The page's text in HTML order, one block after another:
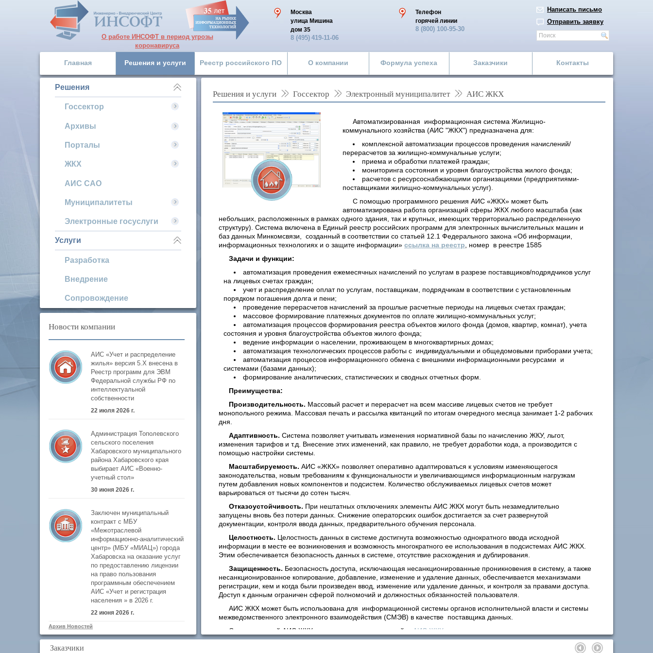
О работе ИНСОФТ в период угрозы
коронавируса
Москва
улица Мишина
дом 35
8 (495) 419-11-06
Телефон
горячей линии
8 (800) 100-95-30
Написать письмо
Отправить заявку
Главная Решения и услуги Реестр российского ПО О компании Формула успеха Заказчики Контакты
Решения
Госсектор
Архивы
Порталы
ЖКХ
АИС САО
Муниципалитеты
Электронные госуслуги
Услуги
Разработка
Внедрение
Сопровождение
Новости компании
АИС «Учет и распределение
жилья» версия 5.Х внесена в
Реестр программ для ЭВМ
Федеральной службы РФ по
интеллектуальной
собственности
22 июля 2026 г.
Администрация Тополевского
сельского поселения
Хабаровского муниципального
района Хабаровского края
выбирает АИС «Военно-
учетный стол»
30 июня 2026 г.
Заключен муниципальный
контракт с МБУ
«Межотраслевой
информационно-аналитический
центр» (МБУ «МИАЦ») города
Хабаровска на оказание услуг
по предоставлению лицензии
на право пользования
программным обеспечением
АИС «Учет и регистрация
населения » в 2026 г.
22 июня 2026 г.
Архив Новостей
Решения и услуги Госсектор Электронный муниципалитет АИС ЖКХ
Автоматизированная информационная система Жилищно-
коммунального хозяйства (АИС "ЖКХ") предназначена для:
комплексной автоматизации процессов проведения начислений/
перерасчетов за жилищно-коммунальные услуги;
приема и обработки платежей граждан;
мониторинга состояния и уровня благоустройства жилого фонда;
расчетов с ресурсоснабжающими организациями (предприятиями-
поставщиками жилищно-коммунальных услуг).
С помощью программного решения АИС «ЖКХ» может быть
автоматизирована работа организаций сферы ЖКХ любого масштаба (как
небольших, расположенных в рамках одного здания, так и крупных, имеющих территориально распределенную
структуру). Система включена в Единый реестр российских программ для электронных вычислительных машин и
баз данных Минкомсвязи, созданный в соответствии со статьей 12.1 Федерального закона «Об информации,
информационных технологиях и о защите информации» ссылка на реестр , номер в реестре 1585
Задачи и функции:
автоматизация проведения ежемесячных начислений по услугам в разрезе поставщиков/подрядчиков услуг
на лицевых счетах граждан;
учет и распределение оплат по услугам, поставщикам, подрядчикам в соответствии с установленным
порядком погашения долга и пени;
проведение перерасчетов начислений за прошлые расчетные периоды на лицевых счетах граждан;
массовое формирование платежных документов по оплате жилищно-коммунальных услуг;
автоматизация процессов формирования реестра объектов жилого фонда (домов, квартир, комнат), учета
состояния и уровня благоустройства объектов жилого фонда;
ведение информации о населении, проживающем в многоквартирных домах;
автоматизация технологических процессов работы с индивидуальными и общедомовыми приборами учета;
автоматизация процессов информационного обмена с внешними информационными ресурсами и
системами (базами данных);
формирование аналитических, статистических и сводных отчетных форм.
Преимущества:
Производительность. Массовый расчет и перерасчет на всем массиве лицевых счетов не требует
монопольного режима. Массовая печать и рассылка квитанций по итогам очередного месяца занимает 1-2 рабочих
дня.
Адаптивность. Система позволяет учитывать изменения нормативной базы по начислению ЖКУ, льгот,
изменения тарифов и т.д. Внесение этих изменений, как правило, не требует доработки кода, а производится с
помощью настройки системы.
Масштабируемость. АИС «ЖКХ» позволяет оперативно адаптироваться к условиям изменяющегося
законодательства, новым требованиям к функциональности и увеличивающимся информационным нагрузкам
путем добавления новых компонентов и подсистем. Количество обслуживаемых лицевых счетов может
варьироваться от тысячи до сотен тысяч.
Отказоустойчивость. При нештатных отключениях элементы АИС ЖКХ могут быть незамедлительно
запущены вновь без потери данных. Снижение операторских ошибок достигается за счет развернутой
документации, контроля ввода данных, предварительного обучения персонала.
Целостность. Целостность данных в системе достигнута возможностью однократного ввода исходной
информации в месте ее возникновения и возможность многократного ее использования в подсистемах АИС ЖКХ.
Этим обеспечивается безопасность данных в системе, отсутствие расхождения и дублирования.
Защищенность. Безопасность доступа, исключающая несанкционированные проникновения в систему, а также
несанкционированное копирование, добавление, изменение и удаление данных, обеспечивается механизмами
регистрации, кем и когда были произведен ввод, изменение или удаление данных, и контроля за правами доступа.
Доступ к данным ограничен сферой полномочий и должностных обязанностей пользователя.
АИС ЖКХ может быть использована для информационной системы органов исполнительной власти и системы
межведомственного электронного взаимодействия (СМЭВ) в качестве поставщика данных.
С презентацией АИС ЖКХ можно ознакомиться на сайте
АИС ЖКХ
Заказчики